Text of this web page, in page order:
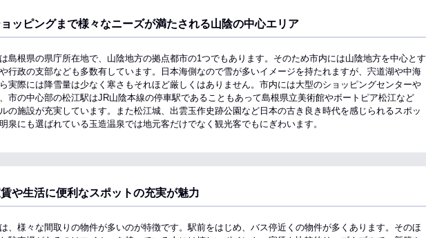
ッピングまで様々なニーズが満たされる山陰の中心エリア
島根県の県庁所在地で、山陰地方の拠点都市の1つでもあります。そのため市内には山陰地方を中心とす
行政の支部なども多数有しています。日本海側なので雪が多いイメージを持たれますが、宍道湖や中海
実際には降雪量は少なく寒さもそれほど厳しくはありません。市内には大型のショッピングセンターや
市の中心部の松江駅はJR山陰本線の停車駅であることもあって島根県立美術館やボートピア松江など
の施設が充実しています。また松江城、出雲玉作史跡公園など日本の古き良き時代を感じられるスポッ
泉にも選ばれている玉造温泉では地元客だけでなく観光客でもにぎわいます。
や生活に便利なスポットの充実が魅力
、様々な間取りの物件が多いのが特徴です。駅前をはじめ、バス停近くの物件が多くあります。そのほ